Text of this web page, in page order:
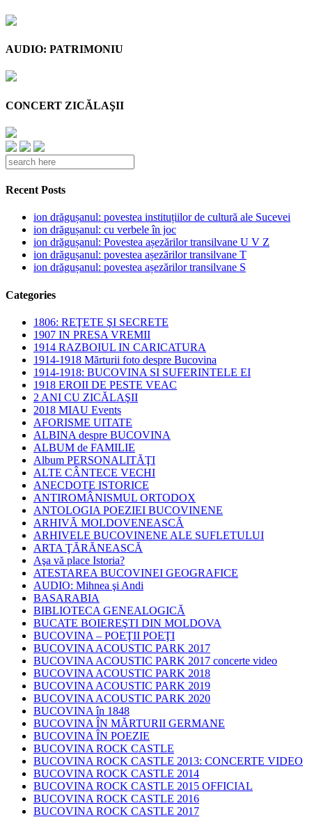
AUDIO: PATRIMONIU
CONCERT ZICĂLAŞII
Recent Posts
ion drăgușanul: povestea instituțiilor de cultură ale Sucevei
ion drăgușanul: cu verbele în joc
ion drăgușanul: Povestea așezărilor transilvane U V Z
ion drăgușanul: povestea așezărilor transilvane T
ion drăgușanul: povestea așezărilor transilvane S
Categories
1806: REŢETE ŞI SECRETE
1907 IN PRESA VREMII
1914 RAZBOIUL IN CARICATURA
1914-1918 Mărturii foto despre Bucovina
1914-1918: BUCOVINA SI SUFERINTELE EI
1918 EROII DE PESTE VEAC
2 ANI CU ZICĂLAŞII
2018 MIAU Events
AFORISME UITATE
ALBINA despre BUCOVINA
ALBUM de FAMILIE
Album PERSONALITĂŢI
ALTE CÂNTECE VECHI
ANECDOTE ISTORICE
ANTIROMÂNISMUL ORTODOX
ANTOLOGIA POEZIEI BUCOVINENE
ARHIVĂ MOLDOVENEASCĂ
ARHIVELE BUCOVINENE ALE SUFLETULUI
ARTA ŢĂRĂNEASCĂ
Aşa vă place Istoria?
ATESTAREA BUCOVINEI GEOGRAFICE
AUDIO: Mihnea şi Andi
BASARABIA
BIBLIOTECA GENEALOGICĂ
BUCATE BOIEREŞTI DIN MOLDOVA
BUCOVINA – POEŢII POEŢI
BUCOVINA ACOUSTIC PARK 2017
BUCOVINA ACOUSTIC PARK 2017 concerte video
BUCOVINA ACOUSTIC PARK 2018
BUCOVINA ACOUSTIC PARK 2019
BUCOVINA ACOUSTIC PARK 2020
BUCOVINA în 1848
BUCOVINA ÎN MĂRTURII GERMANE
BUCOVINA ÎN POEZIE
BUCOVINA ROCK CASTLE
BUCOVINA ROCK CASTLE 2013: CONCERTE VIDEO
BUCOVINA ROCK CASTLE 2014
BUCOVINA ROCK CASTLE 2015 OFFICIAL
BUCOVINA ROCK CASTLE 2016
BUCOVINA ROCK CASTLE 2017